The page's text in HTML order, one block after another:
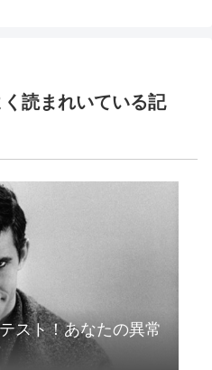
読まれいている記
スト！あなたの異常